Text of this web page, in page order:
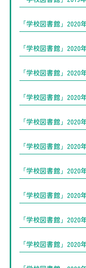
「学校図書館」2020
「学校図書館」2020
「学校図書館」2020
「学校図書館」2020
「学校図書館」2020
「学校図書館」2020
「学校図書館」2020
「学校図書館」2020
「学校図書館」2020
「学校図書館」2020